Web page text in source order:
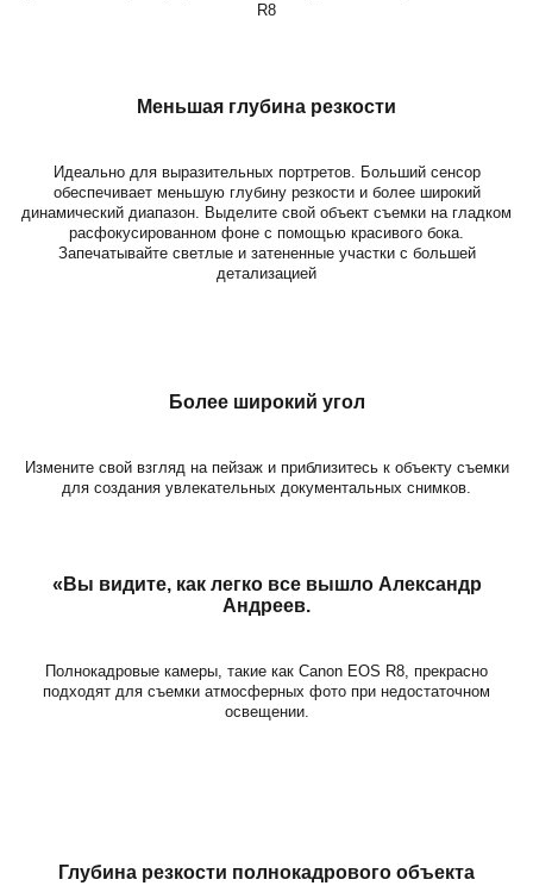
R8
Меньшая глубина резкости
Идеально для выразительных портретов. Больший сенсор
обеспечивает меньшую глубину резкости и более широкий
динамический диапазон. Выделите свой объект съемки на гладком
расфокусированном фоне с помощью красивого бока.
Запечатывайте светлые и затененные участки с большей
детализацией
Более широкий угол
Измените свой взгляд на пейзаж и приблизитесь к объекту съемки
для создания увлекательных документальных снимков.
«Вы видите, как легко все вышло Александр
Андреев.
Полнокадровые камеры, такие как Canon EOS R8, прекрасно
подходят для съемки атмосферных фото при недостаточном
освещении.
Глубина резкости полнокадрового объекта